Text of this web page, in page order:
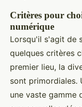
Critères pour
numérique
Lorsqu'il s'agit de
quelques critères
premier lieu, la
sont primordiales.
une vaste gamme